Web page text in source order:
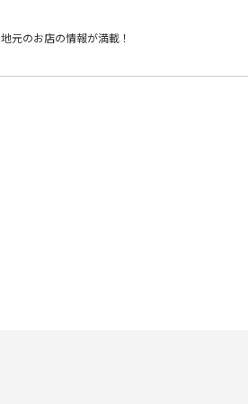
地元のお店の情報が満載！